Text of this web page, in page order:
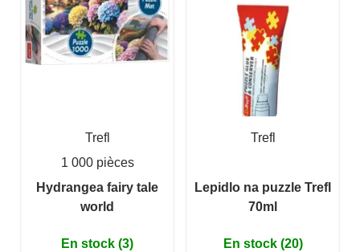
Trefl
1 000 pièces
Hydrangea fairy tale
world
En stock (3)
Trefl
Lepidlo na puzzle Trefl
70ml
En stock (20)